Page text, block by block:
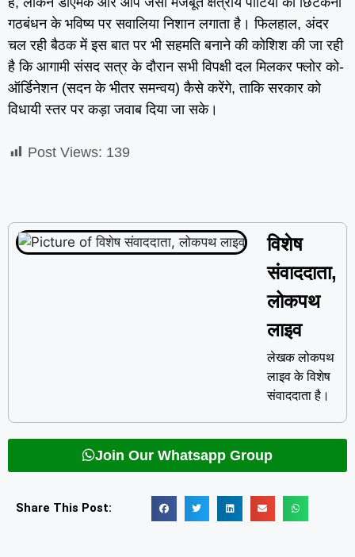
गठबंधन के भविष्य पर सवालिया निशान लगाता है। फिलहाल, अंदर
चल रही बैठक में इस बात पर भी सहमति बनाने की कोशिश की जा रही
है कि आगामी संसद सत्र के दौरान सभी विपक्षी दल मिलकर फ्लोर को-
ऑर्डिनेशन (सदन के भीतर समन्वय) कैसे करेंगे, ताकि सरकार को
विधायी स्तर पर कड़ा जवाब दिया जा सके।
Post Views: 139
विशेष
संवाददाता,
लोकपथ
लाइव
लेखक लोकपथ
लाइव के विशेष
संवाददाता है।
Join Our Whatsapp Group
Share This Post: